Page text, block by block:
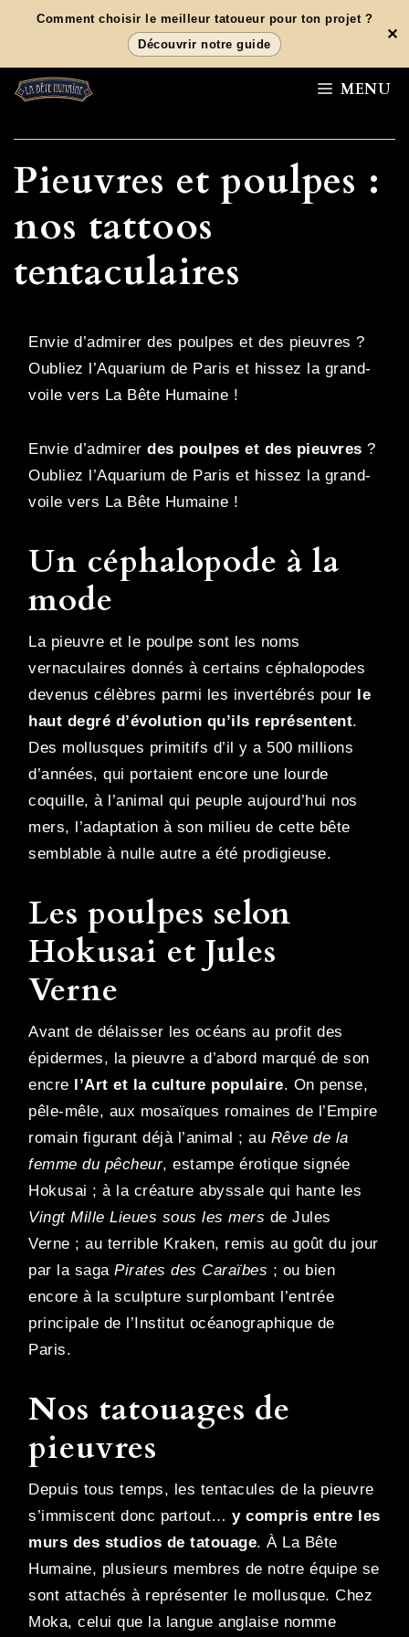
contenu
Comment choisir le meilleur tatoueur pour ton projet ?
Découvrir notre guide
✕
MENU
Pieuvres et poulpes :
nos tattoos
tentaculaires
Envie d’admirer des poulpes et des pieuvres ?
Oubliez l’Aquarium de Paris et hissez la grand-
voile vers La Bête Humaine !
Envie d’admirer des poulpes et des pieuvres ?
Oubliez l’Aquarium de Paris et hissez la grand-
voile vers La Bête Humaine !
Un céphalopode à la
mode
La pieuvre et le poulpe sont les noms
vernaculaires donnés à certains céphalopodes
devenus célèbres parmi les invertébrés pour
le
haut degré d’évolution qu’ils représentent.
Des mollusques primitifs d’il y a 500 millions
d’années, qui portaient encore une lourde
coquille, à l’animal qui peuple aujourd’hui nos
mers, l’adaptation à son milieu de cette bête
semblable à nulle autre a été prodigieuse.
Les poulpes selon
Hokusai et Jules
Verne
Avant de délaisser les océans au profit des
épidermes, la pieuvre a d’abord marqué de son
encre
l’Art et la culture populaire. On pense,
pêle-mêle, aux mosaïques romaines de l’Empire
romain figurant déjà l’animal ; au Rêve de la
femme du pêcheur, estampe érotique signée
Hokusai ; à la créature abyssale qui hante les
Vingt Mille Lieues sous les mers de Jules
Verne ; au terrible Kraken, remis au goût du jour
par la saga Pirates des Caraïbes ; ou bien
encore à la sculpture surplombant l’entrée
principale de l’Institut océanographique de
Paris.
Nos tatouages de
pieuvres
Depuis tous temps, les tentacules de la pieuvre
s’immiscent donc partout… y compris entre les
murs des studios de tatouage. À La Bête
Humaine, plusieurs membres de notre équipe se
sont attachés à représenter le mollusque. Chez
Moka, celui que la langue anglaise nomme